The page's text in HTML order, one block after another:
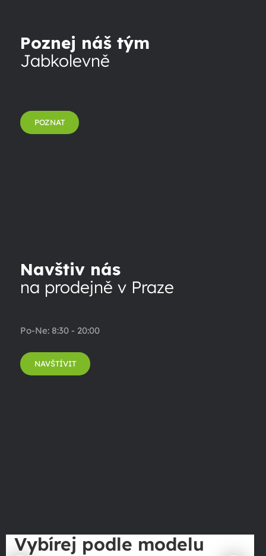
Poznej náš tým
Jabkolevně
POZNAT
Navštiv nás
na prodejně v Praze
Po-Ne: 8:30 - 20:00
NAVŠTÍVIT
Vybírej podle modelu